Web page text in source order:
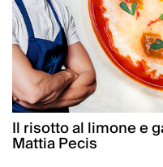
Il risotto al limone e
Mattia Pecis